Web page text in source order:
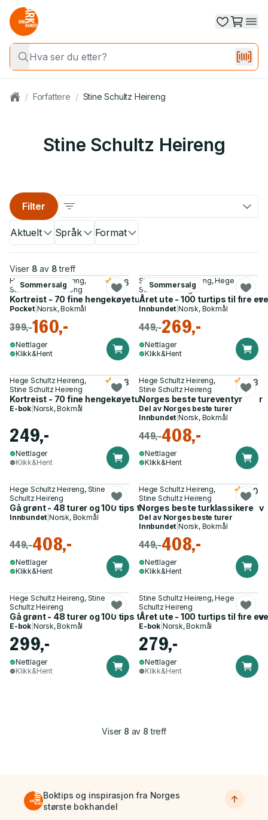
/ Forfattere / Stine Schultz Heireng
Stine Schultz Heireng
Aktuelt Språk Format
Filter
Viser 8 av 8 treff
Sommersalg
Hege Schultz Heireng,
Stine Schultz Heireng
Kortreist - 70 fine hengekøyeturer fra Norges 15 største byer
3.6
Pocket| Norsk, Bokmål
399,-160,-
Nettlager
Klikk&Hent
Sommersalg
Stine Schultz Heireng, Hege
Schultz Heireng
Året ute - 100 turtips til fire
Innbundet |Norsk, Bokmål
449,-269,-
Nettlager
Klikk&Hent
Hege Schultz Heireng,
Stine Schultz Heireng
Kortreist - 70 fine hengekøyeturer fra Norges 15 største byer
4.3
E-bok Norsk, Bokmål
249,-
Nettlager
Klikk&Hent
Hege Schultz Heireng,
Stine Schultz Heireng
Norges beste tureventyr
4.3
Del av Norges beste turer
Innbundet |Norsk, Bokmål
449,-408,-
Nettlager
Klikk&Hent
Hege Schultz Heireng, Stine
Schultz Heireng
Gå grønt - 48 turer og 100 tips til et mer bærekraftig friluftsliv
Innbundet |Norsk, Bokmål
449,-408,-
Nettlager
Klikk&Hent
Hege Schultz Heireng,
Stine Schultz Heireng
Norges beste turklassikere
5.0
Del av Norges beste turer
Innbundet |Norsk, Bokmål
449,-408,-
Nettlager
Klikk&Hent
Hege Schultz Heireng, Stine
Schultz Heireng
Gå grønt - 48 turer og 100 tips til et mer bærekraftig friluftsliv
E-bok Norsk, Bokmål
299,-
Nettlager
Klikk&Hent
Stine Schultz Heireng, Hege
Schultz Heireng
Året ute - 100 turtips til fire
E-bok Norsk, Bokmål
279,-
Nettlager
Klikk&Hent
Viser 8 av 8 treff
Boktips og inspirasjon fra Norges
største bokhandel